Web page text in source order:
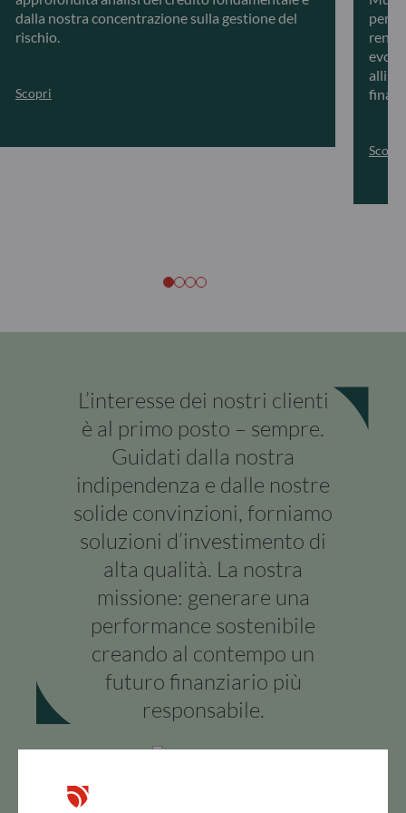
dalla nostra concentrazione sulla gestione del
rischio.
Scopri
Scopri
L’interesse dei nostri clienti
è al primo posto – sempre.
Guidati dalla nostra
indipendenza e dalle nostre
solide convinzioni, forniamo
soluzioni d’investimento di
alta qualità. La nostra
missione: generare una
performance sostenibile
creando al contempo un
futuro finanziario più
responsabile.